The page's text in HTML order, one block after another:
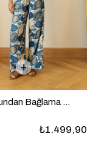
Mavi Boyundan Bağlama Detaylı Çiçek Desenli Bluz Pantolon Takım
₺1.499,90